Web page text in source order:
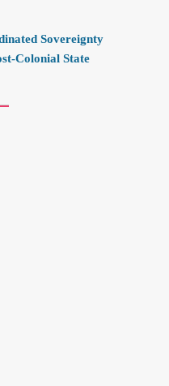
Sovereignty
Colonial State